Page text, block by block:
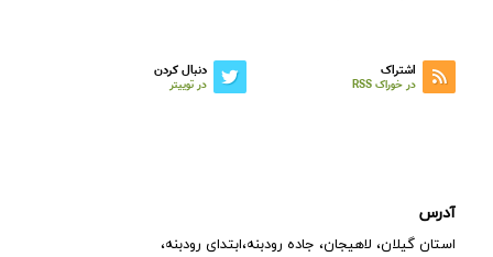
دنبال کردن
در توییتر
اشتراک
در خوراک RSS
آدرس
استان گیلان، لاهیجان، جاده رودبنه،ابتدای رودبنه،